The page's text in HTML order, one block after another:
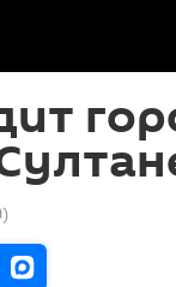
)